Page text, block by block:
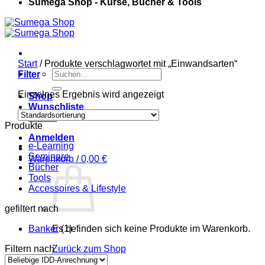
Sumega Shop - Kurse, Bücher & Tools
Suchen
nach:
Shop
Wunschliste
Kasse
Anmelden
Warenkorb /0,00 €
Es befinden sich keine Produkte im Warenkorb.
Zurück zum Shop
Start /Produkte verschlagwortet mit „Einwandsarten“
Filter
Einzelnes Ergebnis wird angezeigt
Produkte
e-Learning
Seminare
Bücher
Tools
Accessoires & Lifestyle
gefiltert nach
Banker (1)
Filtern nach